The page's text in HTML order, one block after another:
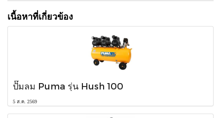
เนื้อหาที่เกี่ยวข้อง
ปั๊มลม Puma รุ่น Hush 100
5 ส.ค. 2569